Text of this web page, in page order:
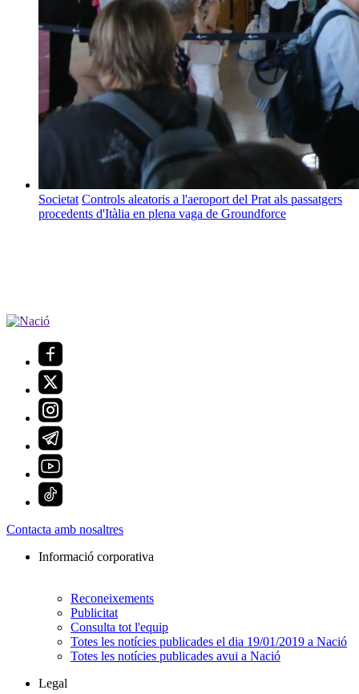
Societat Controls aleatoris a l'aeroport del Prat als passatgers
procedents d'Itàlia en plena vaga de Groundforce
Contacta amb nosaltres
Informació corporativa
Reconeixements
Publicitat
Consulta tot l'equip
Totes les notícies publicades el dia 19/01/2019 a Nació
Totes les notícies publicades avui a Nació
Legal